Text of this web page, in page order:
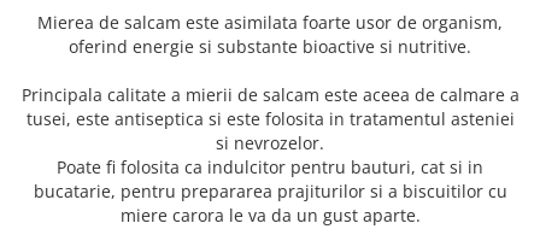
Culegeri Auxiliare
Dezvoltare personala
Dictionare
Enciclopedii
Kids Book Club
Legende istorice
Mierea de salcam este asimilata foarte usor de organism,
oferind energie si substante bioactive si nutritive.
Principala calitate a mierii de salcam este aceea de calmare a
tusei, este antiseptica si este folosita in tratamentul asteniei
si nevrozelor.
Poate fi folosita ca indulcitor pentru bauturi, cat si in
bucatarie, pentru prepararea prajiturilor si a biscuitilor cu
miere carora le va da un gust aparte.